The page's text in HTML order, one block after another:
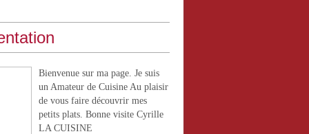
Bienvenue sur ma page. Je suis
un Amateur de Cuisine Au plaisir
de vous faire découvrir mes
petits plats. Bonne visite Cyrille
LA CUISINE